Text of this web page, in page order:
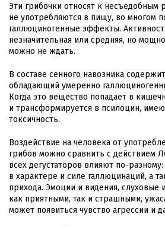
Эти грибочки относят к несъедобным
не употребляются в пищу, во многом
галлюциногенные эффекты.
незначительная или средняя, но
можно не ждать.
В составе сенного навозника
обладающий умеренно
Когда это вещество попадает в
и трансформируется в псилоцин,
токсичность.
Воздействие на человека от
грибов можно сравнить с действием
всех дегустаторов влияют по-
в характере и силе галлюцинаций, а
прихода. Эмоции и видения, слуховые
как приятными, так и страшными,
может появиться чувство агрессии и